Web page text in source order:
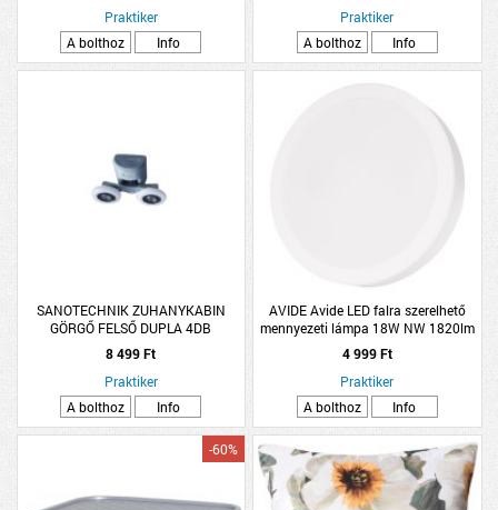
Praktiker
A bolthoz
Info
Praktiker
A bolthoz
Info
SANOTECHNIK ZUHANYKABIN
GÖRGŐ FELSŐ DUPLA 4DB
8 499 Ft
Praktiker
A bolthoz
Info
AVIDE Avide LED falra szerelhető
mennyezeti lámpa 18W NW 1820lm
4000K IP20 D22,5cm
4 999 Ft
Praktiker
A bolthoz
Info
-60%